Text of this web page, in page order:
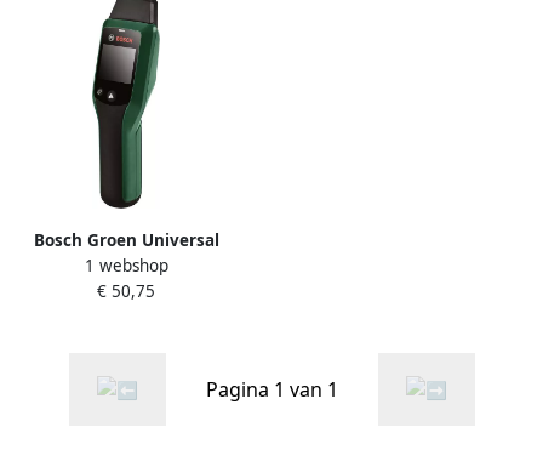
Bosch Groen Universal
Humid Houtvochtmeter |
Incl 3 x 1 5 V Lr03 (AAA)
1 webshop
€ 50,75
Pagina 1 van 1